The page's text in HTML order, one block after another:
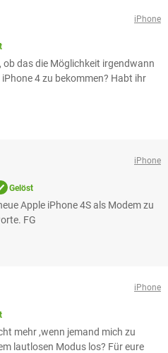
iPhone
das die Möglichkeit irgendwann
4 zu bekommen? Habt ihr
iPhone
Gelöst
Apple iPhone 4S als Modem zu
FG
iPhone
mehr ,wenn jemand mich zu
lautlosen Modus los? Für eure